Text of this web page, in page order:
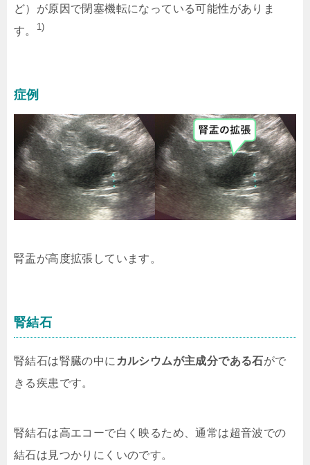
ど）が原因で閉塞機転になっている可能性がありま
す。
1)
症例
腎盂が高度拡張しています。
腎結石
腎結石は腎臓の中に カルシウムが主成分である石がで
きる疾患です。
腎結石は高エコーで白く映るため、通常は超音波での
結石は見つかりにくいのです。